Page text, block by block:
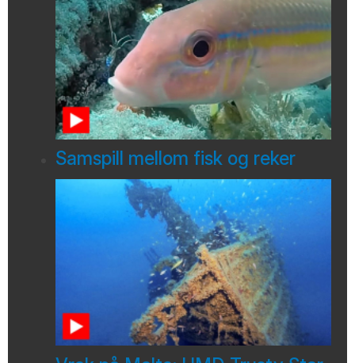
Samspill mellom fisk og reker